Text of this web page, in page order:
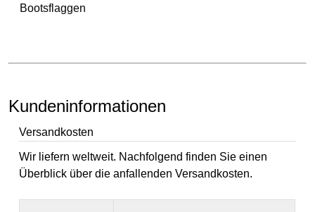
Bootsflaggen
Kundeninformationen
Versandkosten
Wir liefern weltweit. Nachfolgend finden Sie einen
Überblick über die anfallenden Versandkosten.